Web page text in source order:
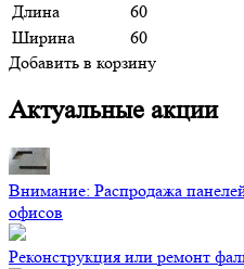
Длина
60
Ширина
60
Добавить в корзину
Актуальные акции
Внимание: Распродажа
офисов
Реконструкция или ремонт